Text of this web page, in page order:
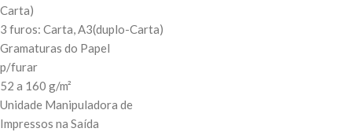
Carta)
3 furos: Carta, A3(duplo-Carta)
Gramaturas do Papel
p/furar
52 a 160 g/m²
Unidade Manipuladora de
Impressos na Saída